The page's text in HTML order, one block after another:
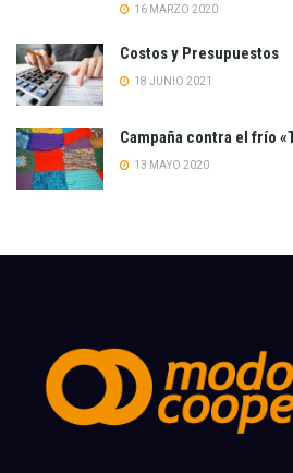
16 MARZO 2020
Costos y Presupuestos
18 JUNIO 2021
Campaña contra el frío
13 MAYO 2020